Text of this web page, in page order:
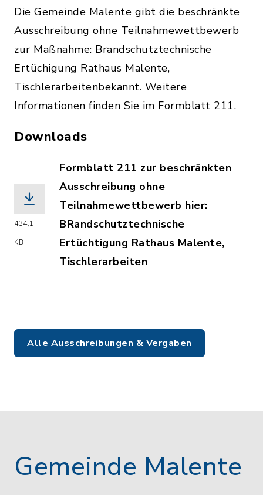
Die Gemeinde Malente gibt die beschränkte
Ausschreibung ohne Teilnahmewettbewerb
zur Maßnahme: Brandschutztechnische
Ertüchigung Rathaus Malente,
Tischlerarbeitenbekannt. Weitere
Informationen finden Sie im Formblatt 211.
Downloads
434,1
KB
Formblatt 211 zur beschränkten
Ausschreibung ohne
Teilnahmewettbewerb hier:
BRandschutztechnische
Ertüchtigung Rathaus Malente,
Tischlerarbeiten
Alle Ausschreibungen & Vergaben
Gemeinde Malente